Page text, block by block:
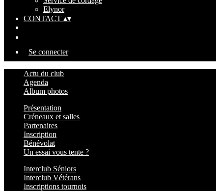
Elynor
CONTACT ▴▾
Se connecter
Actu du club
Agenda
Album photos
Présentation
Créneaux et salles
Partenaires
Inscription
Bénévolat
Un essai vous tente ?
Interclub Séniors
Interclub Vétérans
Inscriptions tournois